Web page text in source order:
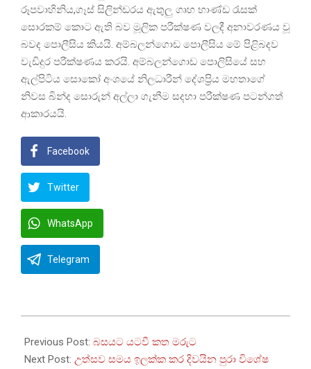
රූපවාහිනිය,ගෑස් සිලින්ඩරය ඇතුලු ගෘහ භාණ්ඩ රැසක්
සොරකම් කොට ඇති බව මූලික පරීක්ෂණ වලදී අනාවරණය වූ
බවද පොලීසිය කියයි. අම්බලන්ගොඩ පොලීසිය මේ පිළිබදව
වැඩිදුර පරීක්ෂණය කරයි. අම්බලන්ගොඩ පොලිසියේ සහ
ඇල්පිටිය සොකෝ අංශයේ නිලධාරීන් දේශප්‍රිය මහතාගේ
නිවස බින්ද සොරුන් අල්ලා ගැනීම සදහා පරීක්ෂණ පටන්ගත්
ආකාරයයි.
Facebook
Twitter
WhatsApp
Telegram
11-
24
Previous Post: බසයට යටවී කත මරුට
Next Post: උත්සව සමය ඉලක්ක කර දිවයින පුරා විශේෂ